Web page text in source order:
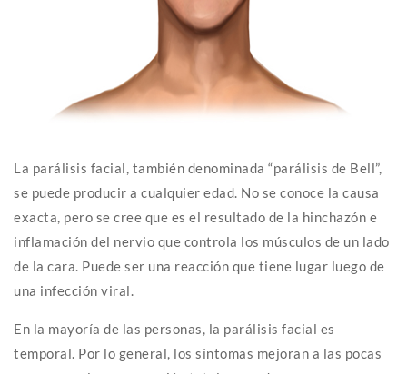
La parálisis facial, también denominada “parálisis de Bell”,
se puede producir a cualquier edad. No se conoce la causa
exacta, pero se cree que es el resultado de la hinchazón e
inflamación del nervio que controla los músculos de un lado
de la cara. Puede ser una reacción que tiene lugar luego de
una infección viral.
En la mayoría de las personas, la parálisis facial es
temporal. Por lo general, los síntomas mejoran a las pocas